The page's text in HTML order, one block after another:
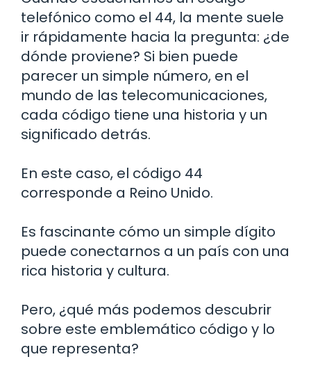
telefónico como el 44, la mente suele
ir rápidamente hacia la pregunta: ¿de
dónde proviene? Si bien puede
parecer un simple número, en el
mundo de las telecomunicaciones,
cada código tiene una historia y un
significado detrás.
En este caso, el código 44
corresponde a Reino Unido.
Es fascinante cómo un simple dígito
puede conectarnos a un país con una
rica historia y cultura.
Pero, ¿qué más podemos descubrir
sobre este emblemático código y lo
que representa?